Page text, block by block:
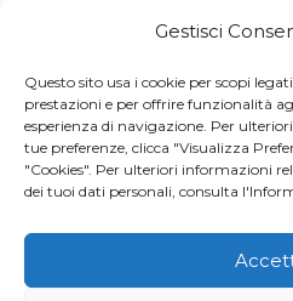
Gestisci
Questo sito usa i cookie per scopi
prestazioni e per offrire funzionalità
esperienza di navigazione. Per
tue preferenze, clicca "Visualizza
"Cookies". Per ulteriori informazioni
dei tuoi dati personali, consulta
Content Creation
Digital PR
Influencer Marketing
Newsletter